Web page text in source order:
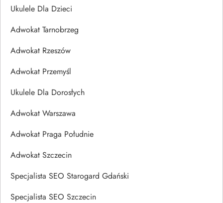
Ukulele Dla Dzieci
Adwokat Tarnobrzeg
Adwokat Rzeszów
Adwokat Przemyśl
Ukulele Dla Dorosłych
Adwokat Warszawa
Adwokat Praga Południe
Adwokat Szczecin
Specjalista SEO Starogard Gdański
Specjalista SEO Szczecin